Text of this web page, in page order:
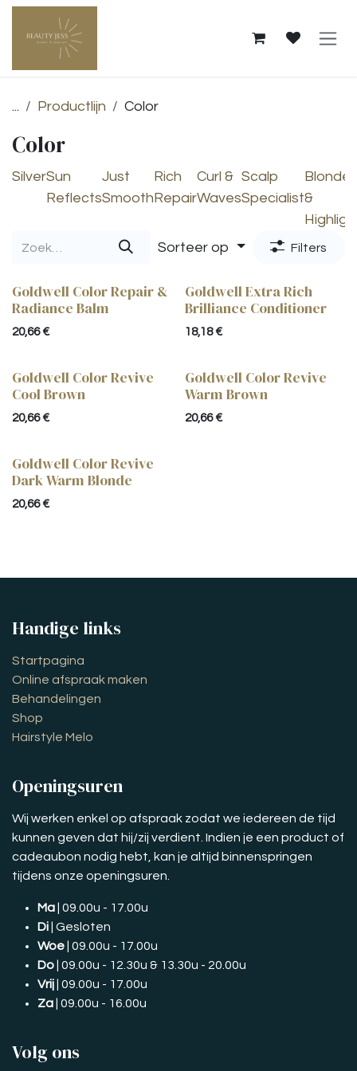
Overslaan naar inhoud
... Productlijn Color
Color
SilverSun
Reflects
Just
Smooth
Rich
Repair
Curl &
Waves
Scalp
Specialist
Blondes
&
Sorteer op
Filters
Goldwell Color Repair &
Radiance Balm
20,66€
Goldwell Extra Rich
Brilliance Conditioner
18,18€
Goldwell Color Revive
Cool Brown
20,66€
Goldwell Color Revive
Warm Brown
20,66€
Goldwell Color Revive
Dark Warm Blonde
20,66€
Handige links
Startpagina
Online afspraak maken
Behandelingen
Shop
Hairstyle Melo
Openingsuren
Wij werken enkel op afspraak zodat we iedereen de tijd
kunnen geven dat hij/zij verdient. Indien je een product of
cadeaubon nodig hebt, kan je altijd binnenspringen
tijdens onze openingsuren.
Ma | 09.00u - 17.00u
Di | Gesloten
Woe | 09.00u - 17.00u
Do | 09.00u - 12.30u & 13.30u - 20.00u
Vrij | 09.00u - 17.00u
Za | 09.00u - 16.00u
Volg ons